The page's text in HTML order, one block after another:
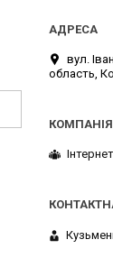
вул.
область,